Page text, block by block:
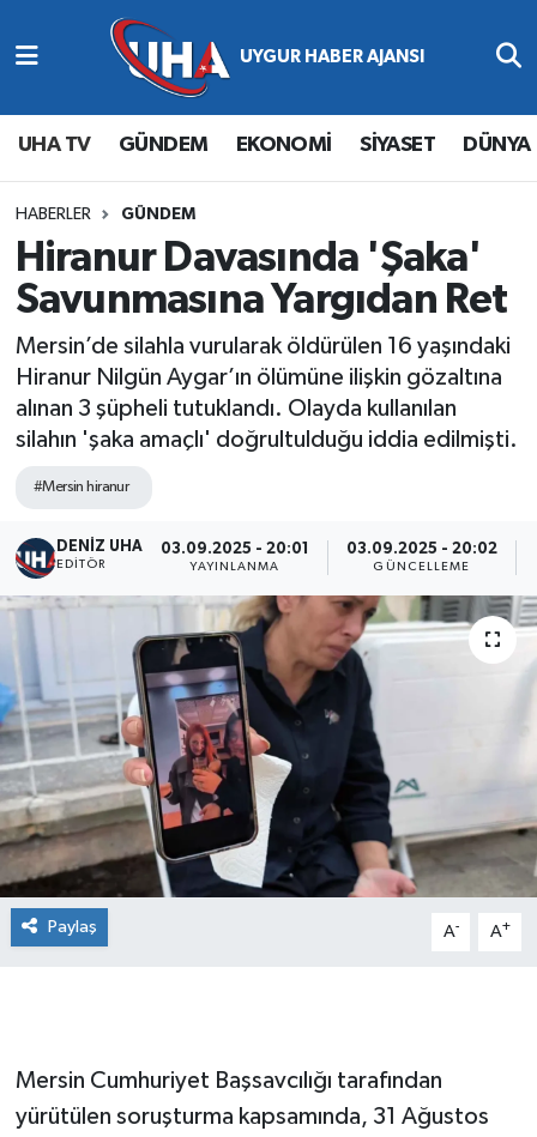
UHA TV GÜNDEM EKONOMİ SİYASET DÜNYA
HABERLER GÜNDEM
Hiranur Davasında 'Şaka'
Savunmasına Yargıdan Ret
Mersin’de silahla vurularak öldürülen 16 yaşındaki
Hiranur Nilgün Aygar’ın ölümüne ilişkin gözaltına
alınan 3 şüpheli tutuklandı. Olayda kullanılan
silahın 'şaka amaçlı' doğrultulduğu iddia edilmişti.
#Mersin hiranur
DENİZ UHA
EDITÖR
03.09.2025 - 20:01
YAYINLANMA
03.09.2025 - 20:02
GÜNCELLEME
Paylaş A- A+
Mersin Cumhuriyet Başsavcılığı tarafından
yürütülen soruşturma kapsamında, 31 Ağustos
Abone Ol
Gündem
Ekonomi
Magazin
Siyaset
Spor
Yaşam
Nöbetçi Eczaneler
Hava Durumu
Namaz Vakitleri
Trafik Durumu
Süper Lig Puan Durumu ve Fikstür
Tüm Manşetler
Son Dakika Haberleri